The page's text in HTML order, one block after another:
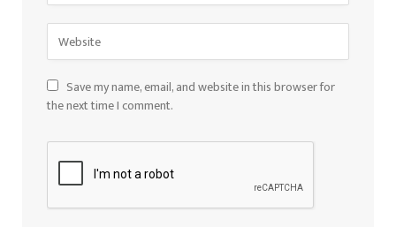
Save my name, email, and website in this browser for
the next time I comment.